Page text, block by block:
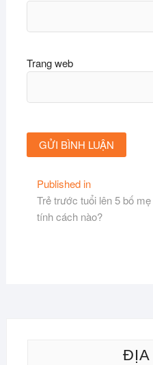
Trang web
Điều
hướng
Published in
Trẻ trước tuổi lên 5 bố
tính cách nào?
ĐỊA